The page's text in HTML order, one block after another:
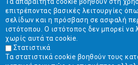
and to
prevent
automated
spam
submissions.
5+2
2103304444
info@ekpizo.gr
www.ekpizo.gr
Δευ - Πεμ:10:00 πμ - 2:00 μμ
επιτρέποντας βασικές λειτουργίες
σελίδων και η πρόσβαση σε ασφαλή
ιστότοπου. Ο ιστότοπος δεν μπορεί να
χωρίς αυτά τα cookie.
Στατιστικά
Τα στατιστικά cookie βοηθούν τους